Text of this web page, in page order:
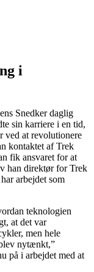
i
Snedker daglig
sin karriere i en tid,
ved at revolutionere
kontaktet af Trek
fik ansvaret for at
han direktør for Trek
arbejdet som
teknologien
at det var
men hele
nytænkt,”
på i arbejdet med at